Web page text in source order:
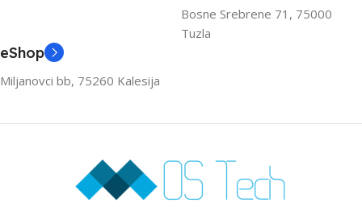
ZA PROSTOR DO (M2)
40
3.6
40
Bosne Srebrene 71, 75000
Tuzla
eShop
Miljanovci bb, 75260 Kalesija